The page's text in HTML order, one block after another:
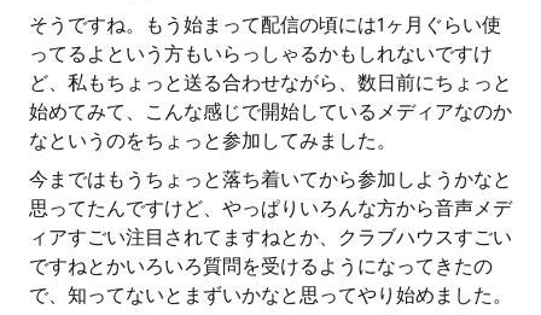
そうですね。もう始まって配信の頃には1ヶ月ぐらい使
ってるよという方もいらっしゃるかもしれないですけ
ど、私もちょっと送る合わせながら、数日前にちょっと
始めてみて、こんな感じで開始しているメディアなのか
なというのをちょっと参加してみました。
今まではもうちょっと落ち着いてから参加しようかなと
思ってたんですけど、やっぱりいろんな方から音声メデ
ィアすごい注目されてますねとか、クラブハウスすごい
ですねとかいろいろ質問を受けるようになってきたの
で、知ってないとまずいかなと思ってやり始めました。